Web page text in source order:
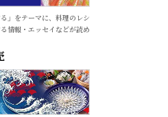
」をテーマに、料理のレシ
情報・エッセイなどが読め